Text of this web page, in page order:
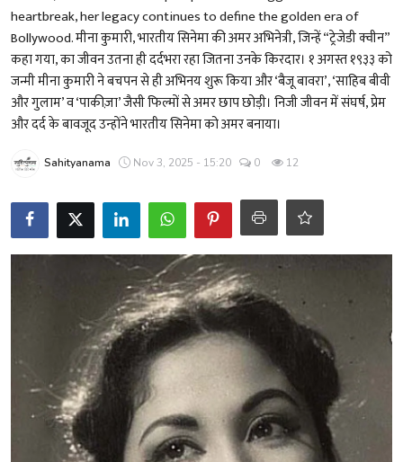
कहानी
कविता
आलेख
शख्सियत
धरोहर
यात्रावृत्तांत
उपन्यास
शायरी
ग़ज़ल
heartbreak, her legacy continues to define the golden era of
Bollywood. मीना कुमारी, भारतीय सिनेमा की अमर अभिनेत्री, जिन्हें “ट्रेजेडी क्वीन”
कहा गया, का जीवन उतना ही दर्दभरा रहा जितना उनके किरदार। १ अगस्त १९३३ को
जन्मी मीना कुमारी ने बचपन से ही अभिनय शुरू किया और ‘बैजू बावरा’, ‘साहिब बीवी
और गुलाम’ व ‘पाकीज़ा’ जैसी फिल्मों से अमर छाप छोड़ी। निजी जीवन में संघर्ष, प्रेम
और दर्द के बावजूद उन्होंने भारतीय सिनेमा को अमर बनाया।
Sahityanama Nov 3, 2025 - 15:20 0 12